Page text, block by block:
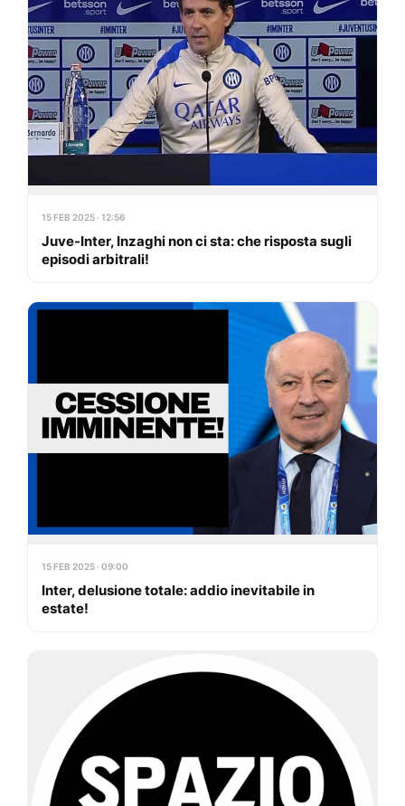
15 FEB 2025 · 12:56
Juve-Inter, Inzaghi non ci sta: che risposta sugli
episodi arbitrali!
15 FEB 2025 · 09:00
Inter, delusione totale: addio inevitabile in
estate!